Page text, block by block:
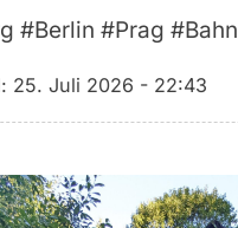
#Berlin #Prag #Bahn
25. Juli 2026 - 22:43